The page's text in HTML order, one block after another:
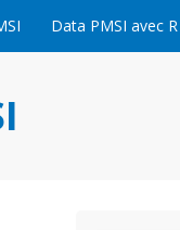
Data PMSI avec R